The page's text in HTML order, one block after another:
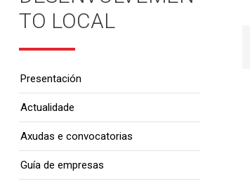
TO LOCAL
Presentación
Actualidade
Axudas e convocatorias
Guía de empresas